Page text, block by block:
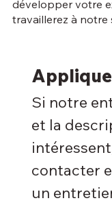
développer votre
travaillerez à notre
Si notre
et la
contacter
un